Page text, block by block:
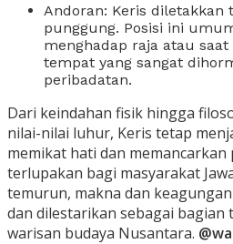
Andoran: Keris diletakkan
punggung. Posisi ini
menghadap raja atau
tempat yang sangat
peribadatan.
Dari keindahan fisik hingga
nilai-nilai luhur, Keris tetap
memikat hati dan memancarkan
terlupakan bagi masyarakat
temurun, makna dan
dan dilestarikan sebagai bagian
warisan budaya Nusantara.